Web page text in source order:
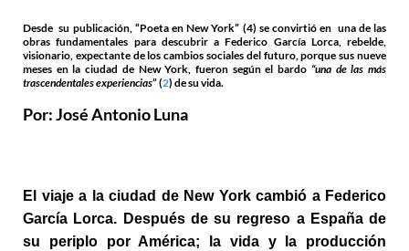
Desde su publicación, “Poeta en New York” (4) se convirtió en una de las
obras fundamentales para descubrir a Federico García Lorca, rebelde,
visionario, expectante de los cambios sociales del futuro, porque sus nueve
meses en la ciudad de New York, fueron según el bardo “una de las más
trascendentales experiencias” (2) de su vida.
Por: José Antonio Luna
El viaje a la ciudad de New York cambió a Federico
García Lorca. Después de su regreso a España de
su periplo por América; la vida y la producción